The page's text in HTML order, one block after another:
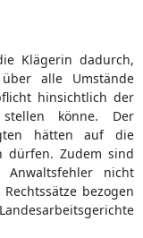
Klägerin dadurch,
alle Umstände
hinsichtlich der
könne. Der
hätten auf die
dürfen. Zudem sind
nicht
bezogen